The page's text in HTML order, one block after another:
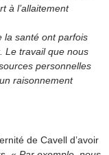
à l’allaitement
la santé ont parfois
Le travail que nous
personnelles
raisonnement
de Cavell d’avoir